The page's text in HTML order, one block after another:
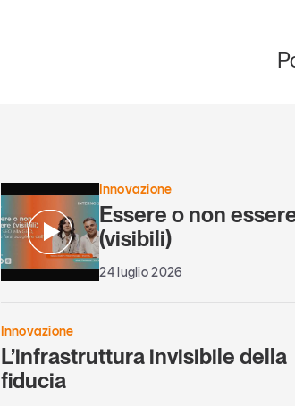
Innovazione
Essere o non
(visibili)
24 luglio 2026
Innovazione
L’infrastruttura invisibile della
fiducia